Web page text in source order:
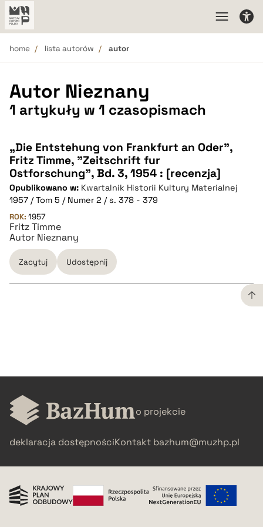
home lista autorów autor
Autor Nieznany
1 artykuły w 1 czasopismach
„Die Entstehung von Frankfurt an Oder”,
Fritz Timme, "Zeitschrift fur
Ostforschung", Bd. 3, 1954 : [recenzja]
Opublikowano w: Kwartalnik Historii Kultury Materialnej
1957 / Tom 5 / Numer 2 / s. 378 - 379
ROK: 1957
Fritz Timme
Autor Nieznany
Zacytuj Udostępnij
pobierz cytat
o projekcie
deklaracja dostępnościKontakt bazhum@muzhp.pl